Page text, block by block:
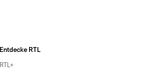
Entdecke RTL
RTL+